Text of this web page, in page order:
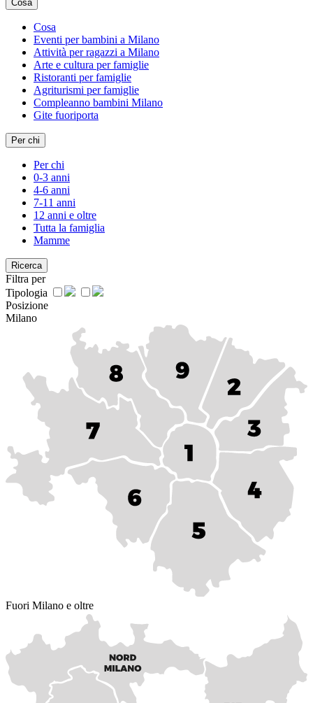
Cosa
Cosa
Eventi per bambini a Milano
Attività per ragazzi a Milano
Arte e cultura per famiglie
Ristoranti per famiglie
Agriturismi per famiglie
Compleanno bambini Milano
Gite fuoriporta
Per chi
Per chi
0-3 anni
4-6 anni
7-11 anni
12 anni e oltre
Tutta la famiglia
Mamme
Ricerca
Filtra per
Tipologia
Posizione
Milano
Fuori Milano e oltre